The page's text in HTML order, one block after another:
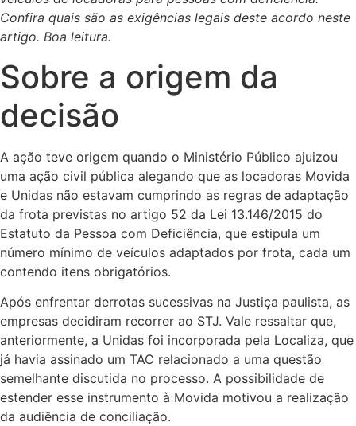
Confira quais são as exigências legais deste acordo neste
artigo. Boa leitura.
Sobre a origem da
decisão
A ação teve origem quando o Ministério Público ajuizou
uma ação civil pública alegando que as locadoras Movida
e Unidas não estavam cumprindo as regras de adaptação
da frota previstas no artigo 52 da Lei 13.146/2015 do
Estatuto da Pessoa com Deficiência, que estipula um
número mínimo de veículos adaptados por frota, cada um
contendo itens obrigatórios.
Após enfrentar derrotas sucessivas na Justiça paulista, as
empresas decidiram recorrer ao STJ. Vale ressaltar que,
anteriormente, a Unidas foi incorporada pela Localiza, que
já havia assinado um TAC relacionado a uma questão
semelhante discutida no processo. A possibilidade de
estender esse instrumento à Movida motivou a realização
da audiência de conciliação.